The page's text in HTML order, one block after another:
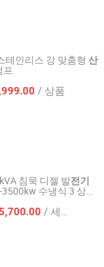
테인리스 강 맞춤형 산
프
/ 상품
Co., Ltd.
침묵 디젤 발전기
수냉식 3 상
/ 세트
Co., Ltd